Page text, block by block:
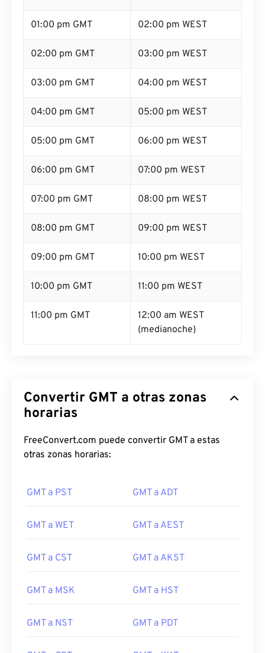
01:00 pm GMT 02:00 pm WEST
02:00 pm GMT 03:00 pm WEST
03:00 pm GMT 04:00 pm WEST
04:00 pm GMT 05:00 pm WEST
05:00 pm GMT 06:00 pm WEST
06:00 pm GMT 07:00 pm WEST
07:00 pm GMT 08:00 pm WEST
08:00 pm GMT 09:00 pm WEST
09:00 pm GMT 10:00 pm WEST
10:00 pm GMT 11:00 pm WEST
11:00 pm GMT
12:00 am WEST
(medianoche)
Convertir GMT a otras zonas
horarias
FreeConvert.com puede convertir GMT a estas
otras zonas horarias:
GMT a PST GMT a ADT
GMT a WET GMT a AEST
GMT a CST GMT a AKST
GMT a MSK GMT a HST
GMT a NST GMT a PDT